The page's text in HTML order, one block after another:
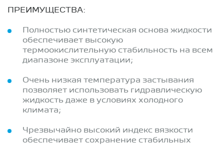
ПРЕИМУЩЕСТВА:
Полностью синтетическая основа жидкости
обеспечивает высокую
термоокислительную стабильность на всем
диапазоне эксплуатации;
Очень низкая температура застывания
позволяет использовать гидравлическую
жидкость даже в условиях холодного
климата;
Чрезвычайно высокий индекс вязкости
обеспечивает сохранение стабильных